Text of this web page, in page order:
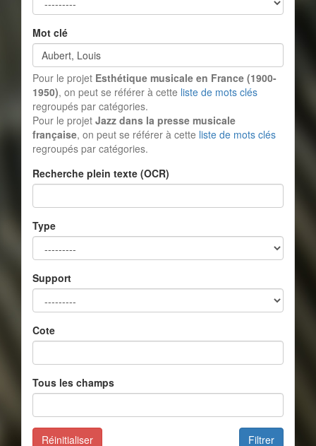
Mot clé
Pour le projet Esthétique musicale en France (1900-
1950), on peut se référer à cette liste de mots clés
regroupés par catégories.
Pour le projet Jazz dans la presse musicale
française, on peut se référer à cette liste de mots clés
regroupés par catégories.
Recherche plein texte (OCR)
Type
Support
Cote
Tous les champs
Filtrer
Réinitialiser